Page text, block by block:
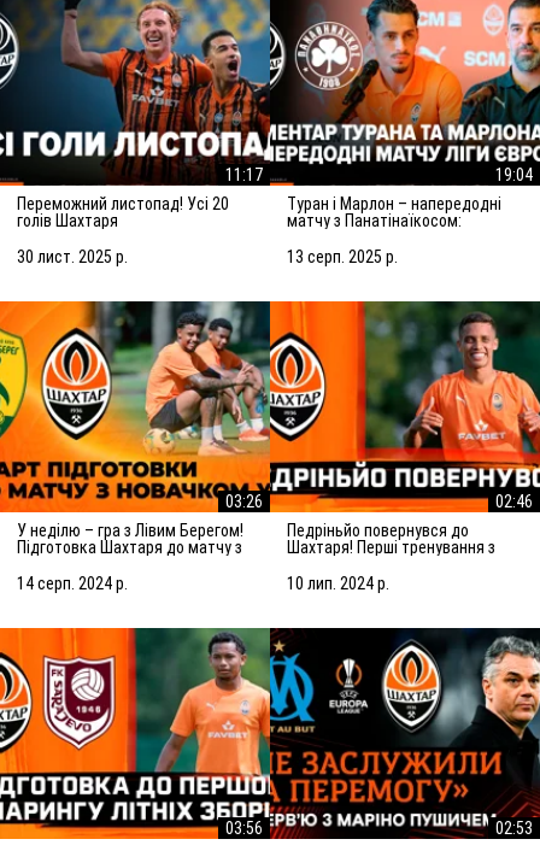
11:17
Переможний листопад! Усі 20
голів Шахтаря
30 лист. 2025 р.
19:04
Туран і Марлон – напередодні
матчу з Панатінаїкосом:
досягнення мети
13 серп. 2025 р.
03:26
У неділю – гра з Лівим Берегом!
Підготовка Шахтаря до матчу з
14 серп. 2024 р.
02:46
Педріньйо повернувся до
Шахтаря! Перші тренування з
10 лип. 2024 р.
03:56
02:53